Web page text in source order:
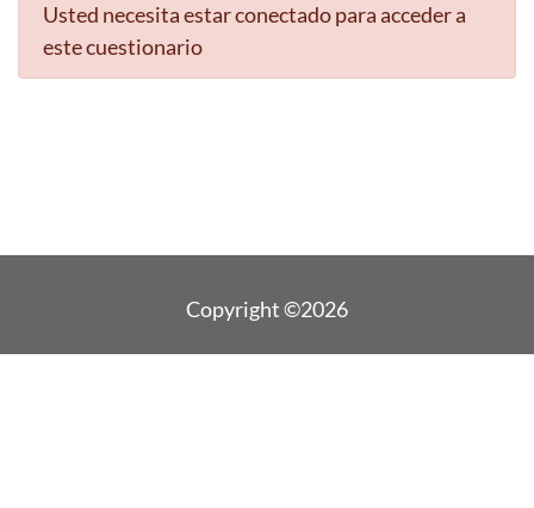
Usted necesita estar conectado para acceder a
este cuestionario
Copyright ©2026